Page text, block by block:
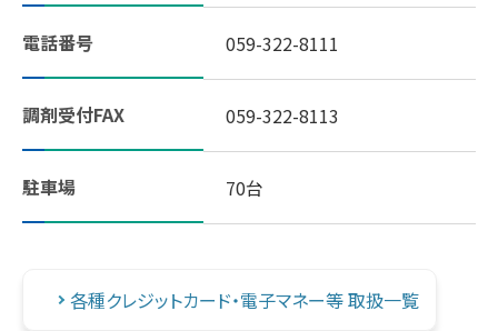
地域イベント活動
やさしいレシピ
セルフメディケーション
はたらく人の身だしなみルール
電話番号 059-322-8111
調剤受付FAX 059-322-8113
駐車場 70台
各種クレジットカード・電子マネー等 取扱一覧